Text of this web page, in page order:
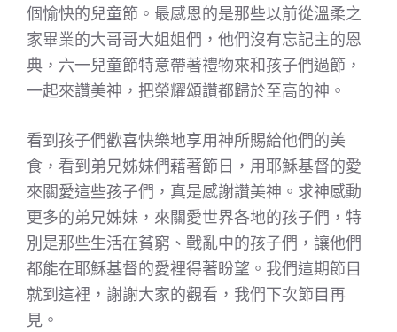
個愉快的兒童節。最感恩的是那些以前從溫柔之
家畢業的大哥哥大姐姐們，他們沒有忘記主的恩
典，六一兒童節特意帶著禮物來和孩子們過節，
一起來讚美神，把榮耀頌讚都歸於至高的神。
看到孩子們歡喜快樂地享用神所賜給他們的美
食，看到弟兄姊妹們藉著節日，用耶穌基督的愛
來關愛這些孩子們，真是感謝讚美神。求神感動
更多的弟兄姊妹，來關愛世界各地的孩子們，特
別是那些生活在貧窮、戰亂中的孩子們，讓他們
都能在耶穌基督的愛裡得著盼望。我們這期節目
就到這裡，謝謝大家的觀看，我們下次節目再
見。